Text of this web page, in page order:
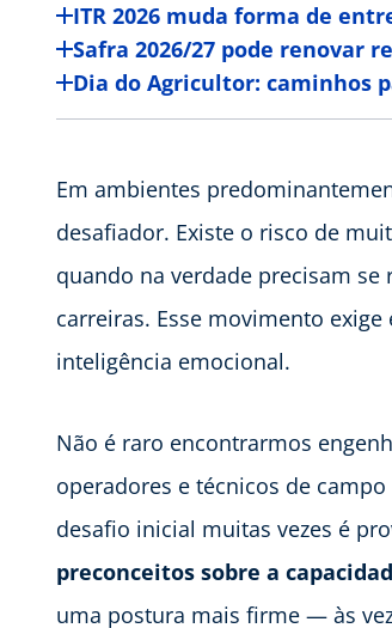
ITR 2026 muda forma de
Safra 2026/27 pode renovar
Dia do Agricultor: caminhos
Em ambientes
desafiador. Existe o risco de
quando na verdade precisam se
carreiras. Esse movimento
inteligência emocional.
Não é raro encontrarmos
operadores e técnicos de
desafio inicial muitas vezes é
preconceitos sobre a
uma postura mais firme — às